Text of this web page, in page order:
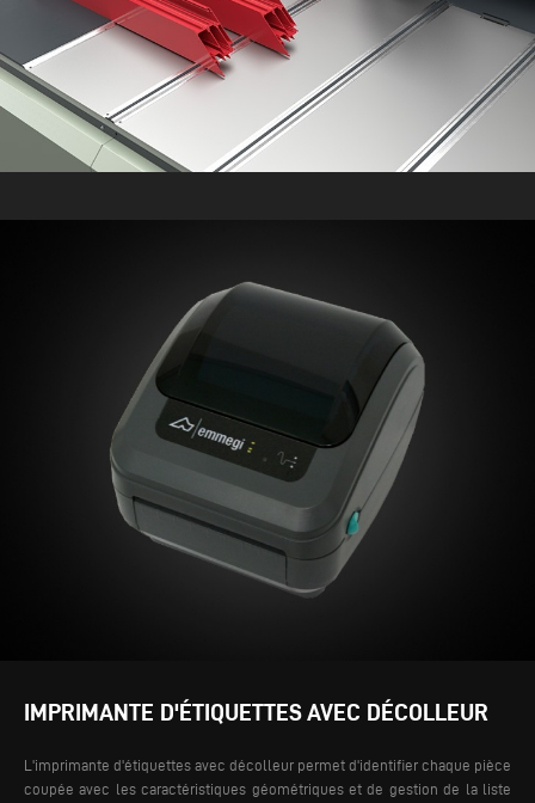
IMPRIMANTE D'ÉTIQUETTES AVEC DÉCOLLEUR
L'imprimante d'étiquettes avec décolleur permet d'identifier chaque pièce
coupée avec les caractéristiques géométriques et de gestion de la liste